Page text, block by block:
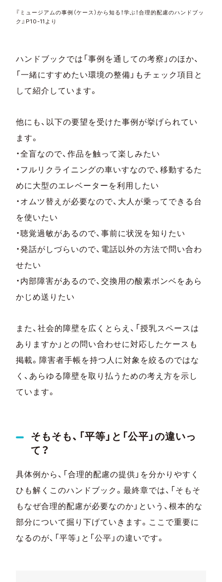
『ミュージアムの事例（ケース）から知る！学ぶ！合理的配慮のハンドブッ
ク』P10-11より
ハンドブックでは「事例を通しての考察」のほか、
「一緒にすすめたい環境の整備」もチェック項目と
して紹介しています。
他にも、以下の要望を受けた事例が挙げられてい
ます。
・全盲なので、作品を触って楽しみたい
・フルリクライニングの車いすなので、移動するた
めに大型のエレベーターを利用したい
・オムツ替えが必要なので、大人が乗ってできる台
を使いたい
・聴覚過敏があるので、事前に状況を知りたい
・発話がしづらいので、電話以外の方法で問い合わ
せたい
・内部障害があるので、交換用の酸素ボンベをあら
かじめ送りたい
また、社会的障壁を広くとらえ、「授乳スペースは
ありますか」との問い合わせに対応したケースも
掲載。障害者手帳を持つ人に対象を絞るのではな
く、あらゆる障壁を取り払うための考え方を示し
ています。
そもそも、「平等」と「公平」の違いっ
て？
具体例から、「合理的配慮の提供」を分かりやすく
ひも解くこのハンドブック。最終章では、「そもそ
もなぜ合理的配慮が必要なのか」という、根本的な
部分について掘り下げていきます。ここで重要に
なるのが、「平等」と「公平」の違いです。